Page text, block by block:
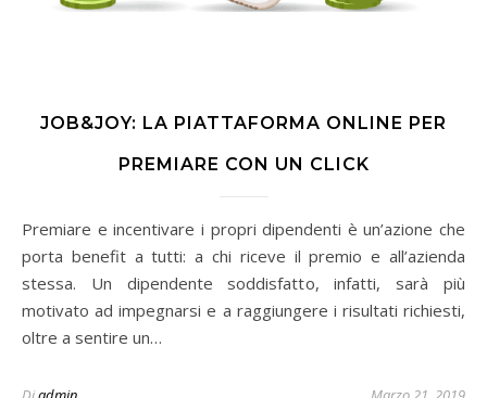
JOB&JOY: LA PIATTAFORMA ONLINE PER
PREMIARE CON UN CLICK
Premiare e incentivare i propri dipendenti è un’azione che
porta benefit a tutti: a chi riceve il premio e all’azienda
stessa. Un dipendente soddisfatto, infatti, sarà più
motivato ad impegnarsi e a raggiungere i risultati richiesti,
oltre a sentire un…